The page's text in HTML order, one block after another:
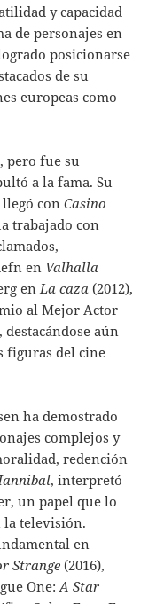
y capacidad
de personajes en
posicionarse
de su
europeas como
pero fue su
a la fama. Su
conCasino
trabajado con
en Valhalla
en La caza(2012),
al Mejor Actor
destacándose aún
figuras del cine
ha demostrado
complejos y
redención
, interpretó
un papel que lo
la televisión.
en
Strange (2016),
One:A Star